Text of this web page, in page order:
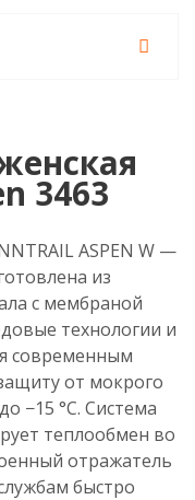
3463
ASPEN W —
из
с мембраной
технологии и
современным
от мокрого
−15 °С. Система
теплообмен во
отражатель
быстро